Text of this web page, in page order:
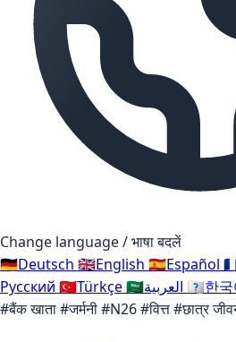
Change language / भाषा बदलें
🇩🇪Deutsch 🇬🇧English 🇪🇸Español
Русский 🇹🇷Türkçe🇸🇦 🇰🇷한국
#बैंक खाता#जर्मनी#N26#वित्त#छात्र